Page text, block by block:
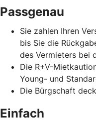
Passgenau
Sie zahlen Ihren
bis Sie die
des Vermieters bei
Die R+V-
Young- und
Die Bürgschaft
Einfach